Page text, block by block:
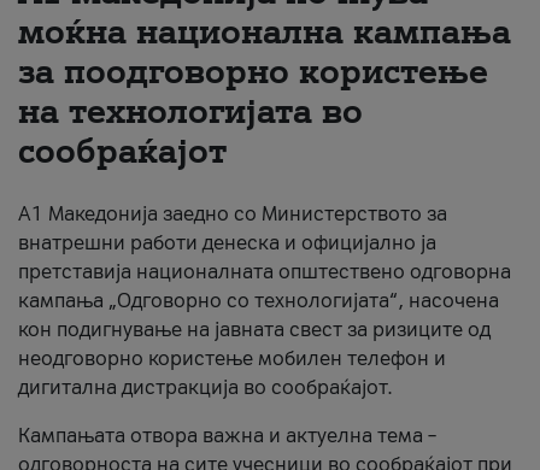
моќна национална кампања
за поодговорно користење
на технологијата во
сообраќајот
A1 Македонија заедно со Министерството за
внатрешни работи денеска и официјално ја
претставија националната општествено одговорна
кампања „Одговорно со технологијата“, насочена
кон подигнување на јавната свест за ризиците од
неодговорно користење мобилен телефон и
дигитална дистракција во сообраќајот.
Кампањата отвора важна и актуелна тема –
одговорноста на сите учесници во сообраќајот при